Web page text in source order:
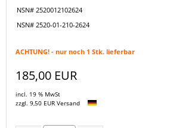
NSN# 2520012102624
NSN# 2520-01-210-2624
ACHTUNG! - nur noch 1 Stk. lieferbar
185,00 EUR
incl. 19 % MwSt
zzgl. 9,50 EUR Versand